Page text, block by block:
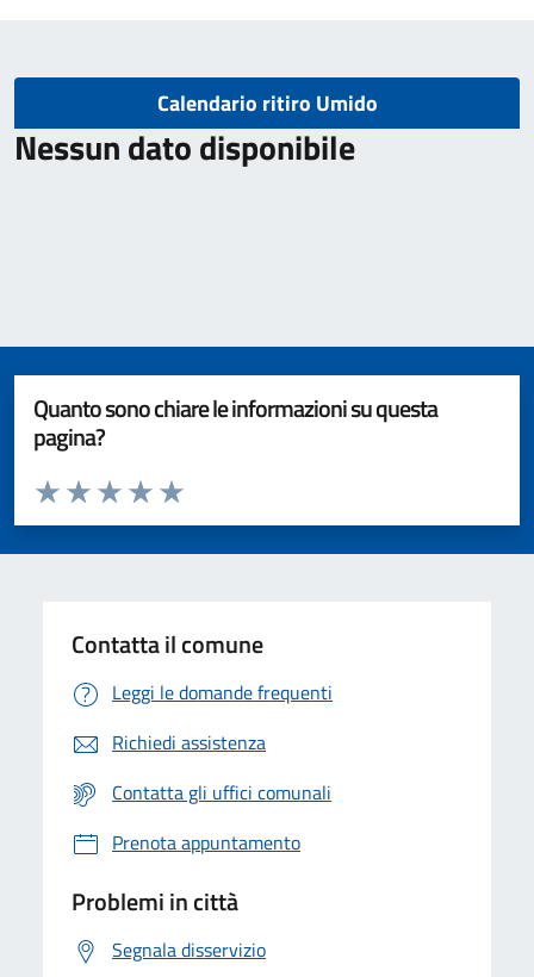
Calendario ritiro Umido
Nessun dato disponibile
Quanto sono chiare le informazioni su questa
pagina?
Valuta da 1 a 5 stelle la pagina
Valuta 5 stelle su 5
Valuta 4 stelle su 5
Valuta 3 stelle su 5
Valuta 2 stelle su 5
Valuta 1 stelle su 5
Contatta il comune
Leggi le domande frequenti
Richiedi assistenza
Contatta gli uffici comunali
Prenota appuntamento
Problemi in città
Segnala disservizio